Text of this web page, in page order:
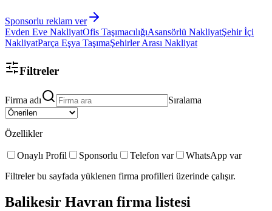
Sponsorlu reklam ver
Evden Eve NakliyatOfis TaşımacılığıAsansörlü NakliyatŞehir İçi
NakliyatParça Eşya TaşımaŞehirler Arası Nakliyat
Filtreler
Firma adı Sıralama
Özellikler
Onaylı Profil Sponsorlu Telefon var
WhatsApp var
Filtreler bu sayfada yüklenen firma profilleri üzerinde çalışır.
Balikesir Havran firma listesi